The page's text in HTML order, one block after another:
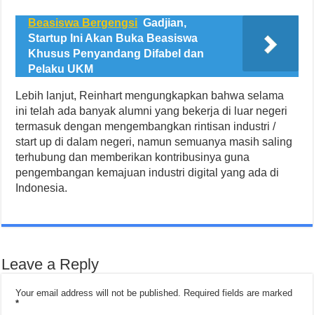
Beasiswa Bergengsi Gadjian,
Startup Ini Akan Buka Beasiswa
Khusus Penyandang Difabel dan
Pelaku UKM
Lebih lanjut, Reinhart mengungkapkan bahwa selama
ini telah ada banyak alumni yang bekerja di luar negeri
termasuk dengan mengembangkan rintisan industri /
start up di dalam negeri, namun semuanya masih saling
terhubung dan memberikan kontribusinya guna
pengembangan kemajuan industri digital yang ada di
Indonesia.
Leave a Reply
Your email address will not be published. Required fields are marked
*